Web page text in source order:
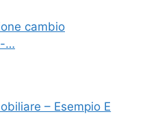
cambio
-…
– Esempio E